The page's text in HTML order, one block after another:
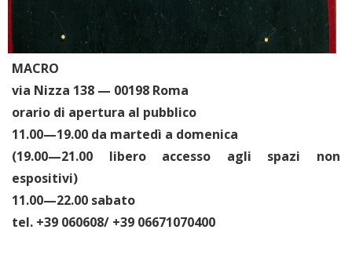
MACRO
via Nizza 138 — 00198 Roma
orario di apertura al pubblico
11.00—19.00 da martedì a domenica
(19.00—21.00 libero accesso agli spazi non
espositivi)
11.00—22.00 sabato
tel. +39 060608/ +39 06671070400